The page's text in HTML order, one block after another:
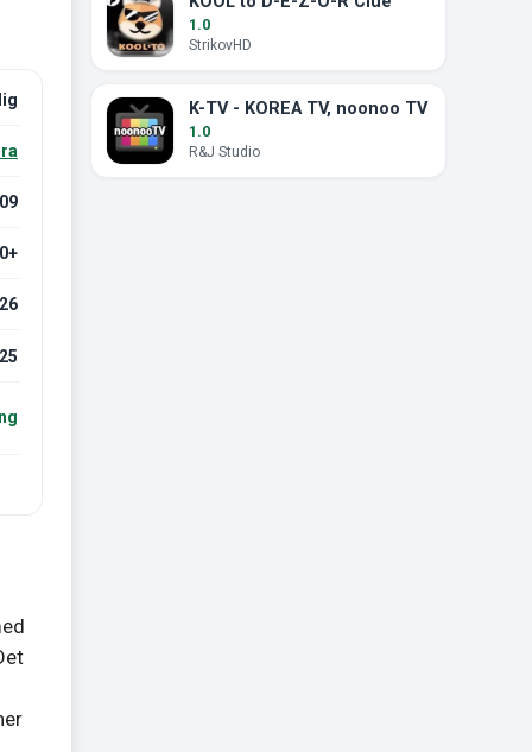
1.0
StrikovHD
K-TV - KOREA TV, noonoo TV
1.0
R&J Studio